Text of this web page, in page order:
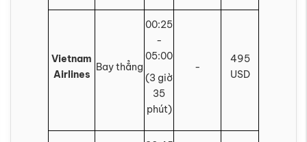
Vietnam
Airlines
Bay thẳng
00:25
-
05:00
(3 giờ
35
phút)
-
495
USD